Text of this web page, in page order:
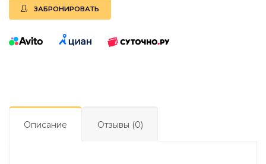
ЗАБРОНИРОВАТЬ
Описание Отзывы (0)